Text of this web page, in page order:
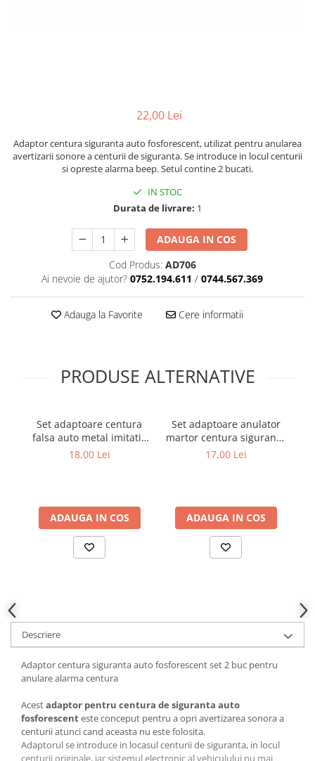
Cotiere Auto
Folie Geamuri
Huse Volan cu Ac si Ata
Huse Volan din Piele Ecologica
Huse Volan din Piele Ecologica cu
Huse Volan Piele Naturala
Huse Volan Silicon
Nuca Volan
Ornamente Auto
Ornamente Protectie Portiera
Ornamente Schimbator Viteza
Ornamente Toba Auto
Plasa elastica & Organizator Auto
Prelate Auto
Scrumiere Auto
Suporti Numar Inmatriculare
Suporti Pahar Auto
Suporti Telefon Auto
Tetiera Auto
COVORASE AUTO
Covorase AUDI
Covorase BMW
22,00 Lei
Adaptor centura siguranta auto fosforescent, utilizat pentru anularea
avertizarii sonore a centurii de siguranta. Se introduce in locul centurii
si opreste alarma beep. Setul contine 2 bucati.
IN STOC
Durata de livrare: 1
ADAUGA IN COS
Cod Produs: AD706
Ai nevoie de ajutor? 0752.194.611 / 0744.567.369
Adauga la Favorite Cere informatii
PRODUSE ALTERNATIVE
Set adaptoare centura
falsa auto metal imitatie
carbon anulator sunet
18,00 Lei
ADAUGA IN COS
Set adaptoare anulator
martor centura siguranta
auto
17,00 Lei
ADAUGA IN COS
Descriere
Adaptor centura siguranta auto fosforescent set 2 buc pentru
anulare alarma centura
Acestadaptor pentru centura de siguranta auto
fosforescenteste conceput pentru a opri avertizarea sonora a
centurii atunci cand aceasta nu este folosita.
Adaptorul se introduce in locasul centurii de siguranta, in locul
centurii originale, iar sistemul electronic al vehiculului nu mai